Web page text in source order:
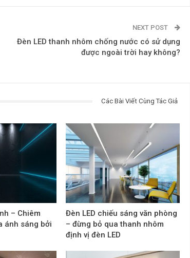
NEXT POST
Đèn LED thanh nhôm chống nước có sử dụng
được ngoài trời hay không?
Các Bài Viết Cùng Tác Giả
– Chiêm
ánh sáng bởi
Đèn LED chiếu sáng văn phòng
– đừng bỏ qua thanh nhôm
định vị đèn LED